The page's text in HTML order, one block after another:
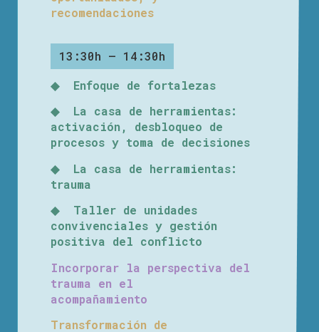
recomendaciones
13:30h – 14:30h
◆ Enfoque de fortalezas
◆ La casa de herramientas:
activación, desbloqueo de
procesos y toma de decisiones
◆ La casa de herramientas:
trauma
◆ Taller de unidades
convivenciales y gestión
positiva del conflicto
Incorporar la perspectiva del
trauma en el
acompañamiento
Transformación de